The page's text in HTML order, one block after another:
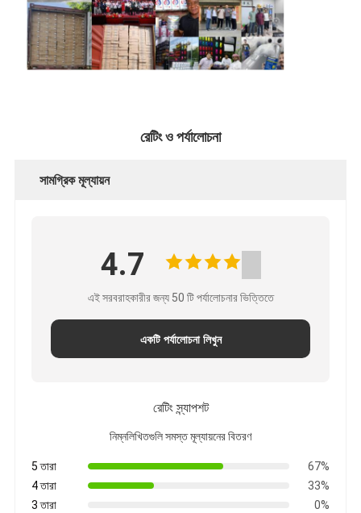
রেটিং ও পর্যালোচনা
সামগ্রিক মূল্যায়ন
4.7
এই সরবরাহকারীর জন্য 50 টি পর্যালোচনার ভিত্তিতে
একটি পর্যালোচনা লিখুন
রেটিং স্ন্যাপশট
নিম্নলিখিতগুলি সমস্ত মূল্যায়নের বিতরণ
5 তারা
67%
4 তারা
33%
3 তারা
0%